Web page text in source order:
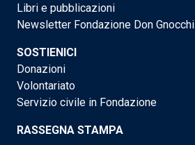
Libri e pubblicazioni
Newsletter Fondazione Don Gnocchi
SOSTIENICI
Donazioni
Volontariato
Servizio civile in Fondazione
RASSEGNA STAMPA